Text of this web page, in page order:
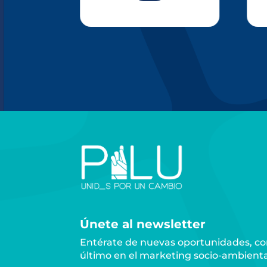
Únete al newsletter
Entérate de nuevas oportunidades,
último en el marketing socio-